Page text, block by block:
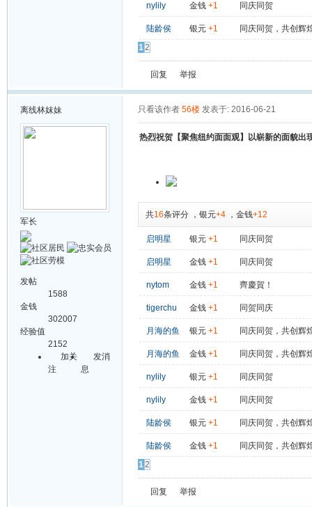
nylily 金钱 +1 同庆同贺
陆龄侯 银元 +1
同庆同贺，共创辉
12
回复 举报
离线林妺妹
军长
发帖
1588
金钱
302007
经验值
2152
加关
注
发消
息
只看该作者 56楼 发表于: 2016-06-21
热烈祝贺【聚焦纽约面面观】以崭新的面貌出
共16条评分 ， 银元+4 ， 金钱+12
启明星 银元 +1 同庆同贺
启明星 金钱 +1 同庆同贺
nytom 金钱 +1 齊慶賀！
tigerchu 金钱 +1 同贺同庆
月海的鱼 银元 +1 同庆同贺，共创辉
月海的鱼 金钱 +1 同庆同贺，共创辉
nylily 银元 +1 同庆同贺
nylily 金钱 +1 同庆同贺
陆龄侯 银元 +1 同庆同贺，共创辉
陆龄侯 金钱 +1
同庆同贺，共创辉
12
回复 举报